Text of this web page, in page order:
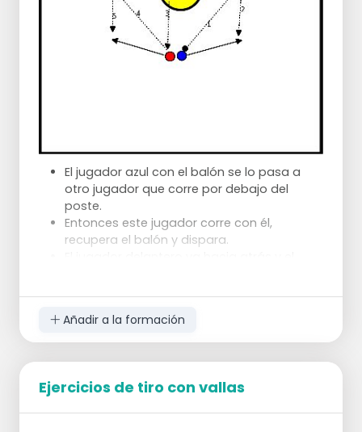
El jugador azul con el balón se lo pasa a
otro jugador que corre por debajo del
poste.
Entonces este jugador corre con él,
recupera el balón y dispara.
Este último sale corriendo, recupera el
balón y vuelve a jugar con el jugador rojo
en carrera, que tira y el jugador azul atrapa.
posición.
Añadir a la formación
Ejercicios de tiro con vallas